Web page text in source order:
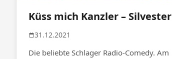
Küss mich Kanzler – Silvester
31.12.2021
Die beliebte Schlager Radio-Comedy. Am